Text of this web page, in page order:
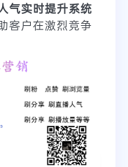
气实时提升系统
客户在激烈竞争